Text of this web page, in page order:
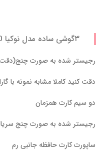
۳گوشی ساده مدل نوکیا 230 ویتنام بدون گارانتی
رجیستر شده به صورت چنج(دقت
دقت کنید کاملا مشابه نمونه با
دو سیم کارت همزمان
رجیستر شده به صورت چنج
ساپورت کارت حافظه جانبی رم